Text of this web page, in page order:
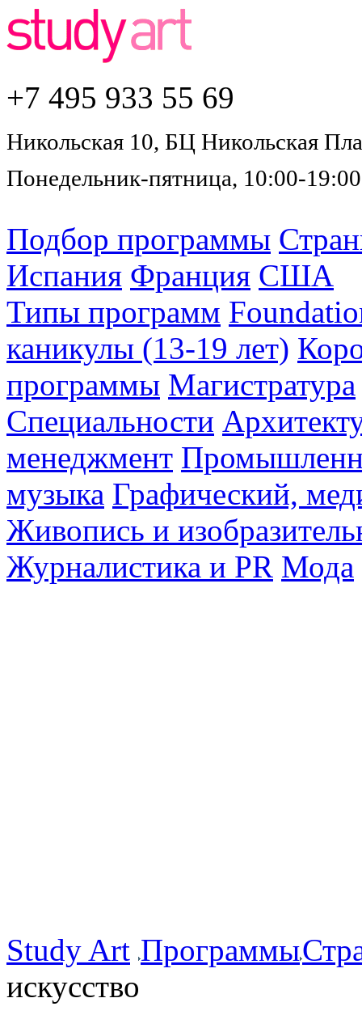
+7 495 933 55 69
Никольская 10, БЦ Никольская
Понедельник-пятница, 10:00-19:00
Подбор программы
Испания Франция США
Типы программ
каникулы (13-19 лет)
программы Магистратура
Специальности
менеджмент
музыка Графический,
Живопись и
Журналистика и PR Мода
Study Art Программы
искусство